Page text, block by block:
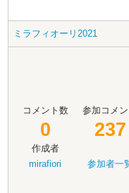
ミラフィオーリ2021
コメント数
0
作成者
mirafiori
参加コメン
237
参加者一